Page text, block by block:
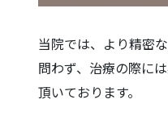
当院では、より精密
問わず、治療の際に
頂いております。